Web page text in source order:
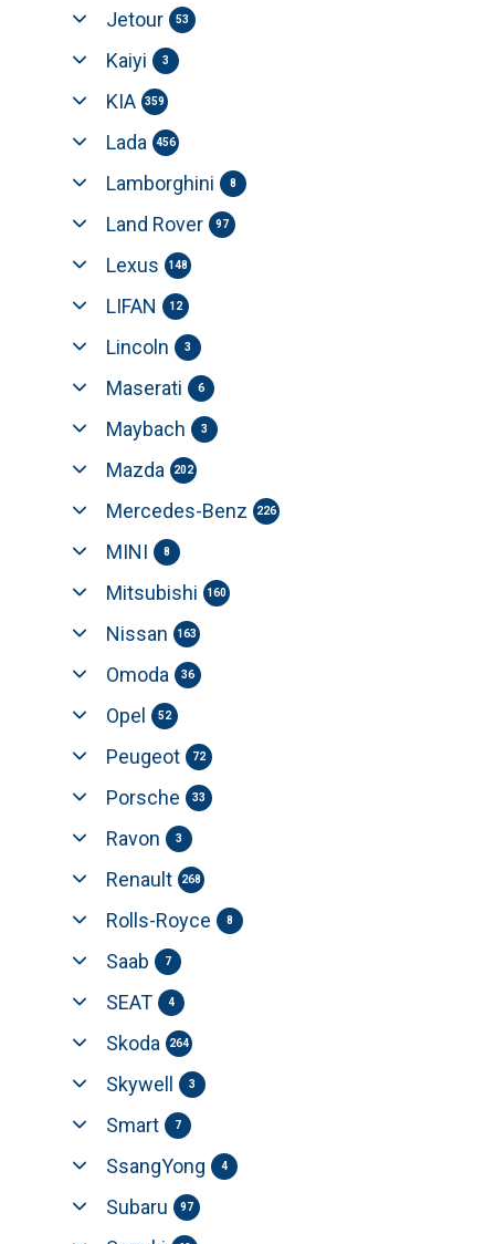
Jetour 53
Kaiyi 3
KIA 359
Lada 456
Lamborghini 8
Land Rover 97
Lexus 148
LIFAN 12
Lincoln 3
Maserati 6
Maybach 3
Mazda 202
Mercedes-Benz 226
MINI 8
Mitsubishi 160
Nissan 163
Omoda 36
Opel 52
Peugeot 72
Porsche 33
Ravon 3
Renault 268
Rolls-Royce 8
Saab 7
SEAT 4
Skoda 264
Skywell 3
Smart 7
SsangYong 4
Subaru 97